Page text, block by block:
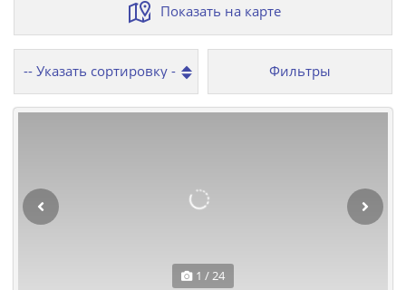
Показать на карте
Фильтры
1 / 24